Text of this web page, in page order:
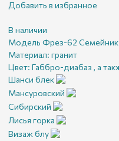
Добавить в избранное
В наличии
Модель Фрез-62 Семейник
Материал: гранит
Цвет: Габбро-диабаз , а
Шанси блек
Мансуровский
Сибирский
Лисья горка
Визаж блу